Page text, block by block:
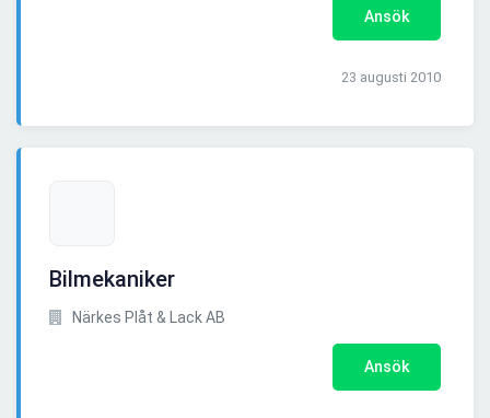
Ansök
23 augusti 2010
Bilmekaniker
Närkes Plåt & Lack AB
Ansök